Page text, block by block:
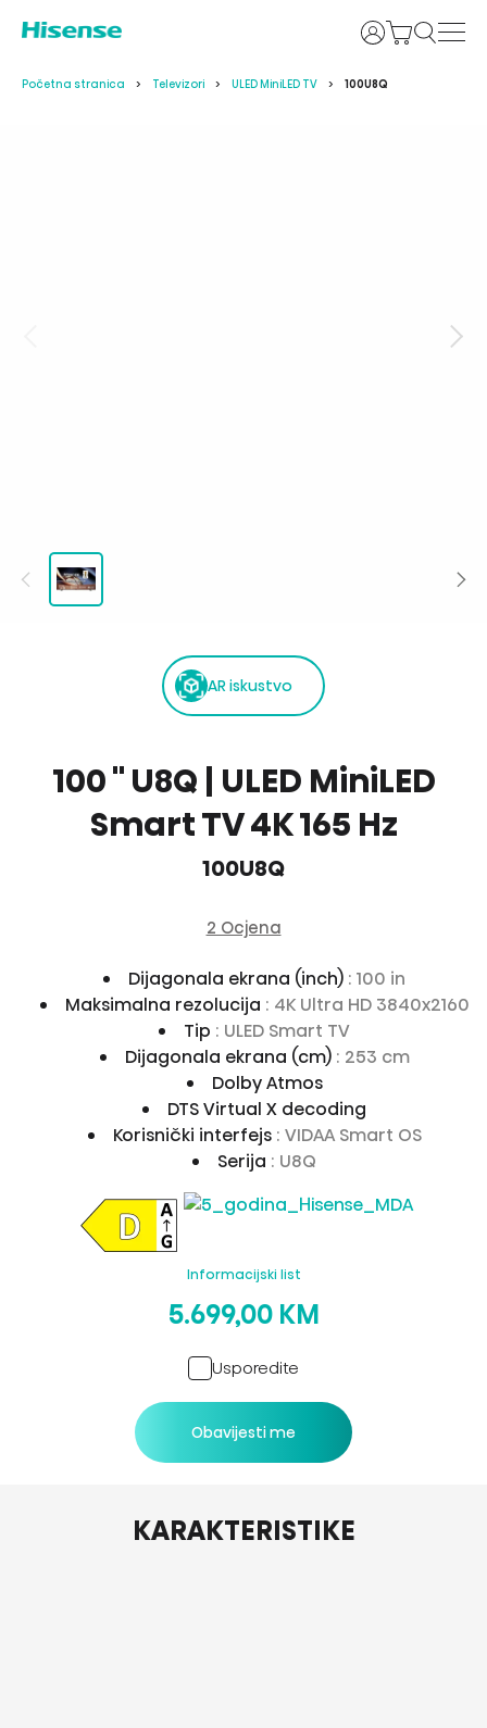
Prijava
Početna stranica Televizori ULED MiniLED TV 100U8Q
AR iskustvo
100 '' U8Q | ULED MiniLED
Smart TV 4K 165 Hz
100U8Q
2 Ocjena
Dijagonala ekrana (inch) : 100 in
Maksimalna rezolucija : 4K Ultra HD 3840x2160
Tip : ULED Smart TV
Dijagonala ekrana (cm) : 253 cm
Dolby Atmos
DTS Virtual X decoding
Korisnički interfejs : VIDAA Smart OS
Serija : U8Q
Informacijski list
5.699,00 KM
Usporedite
Obavijesti me
KARAKTERISTIKE